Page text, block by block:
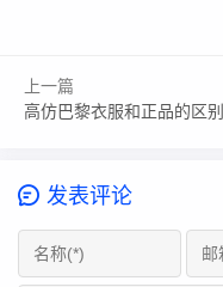
上一篇
高仿巴黎衣服和正品的区别购买误区,避开常
发表评论